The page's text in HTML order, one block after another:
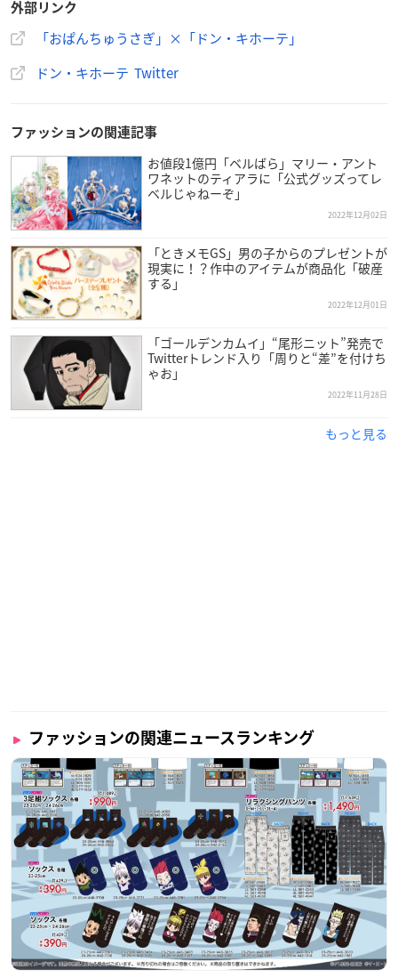
さぎ#可哀想に
Q3
er 7, 2022
外部リンク
「おぱんちゅうさぎ」×「ドン・キホーテ」
ドン・キホーテ Twitter
ファッションの関連記事
お値段1億円「ベルばら」マリー・アント
ワネットのティアラに「公式グッズってレ
ベルじゃねーぞ」
2022年12月02日
「ときメモGS」男の子からのプレゼントが
現実に！？作中のアイテムが商品化「破産
する」
2022年12月01日
「ゴールデンカムイ」“尾形ニット”発売で
Twitterトレンド入り「周りと“差”を付けち
ゃお」
2022年11月28日
もっと見る
ファッションの関連ニュースランキング